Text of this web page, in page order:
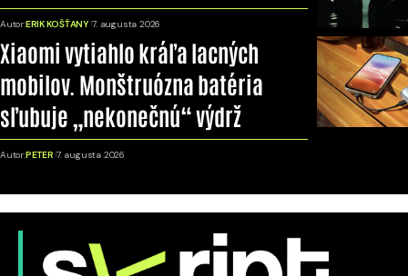
Autor:ERIK KOŠŤANY 7. augusta 2026
Xiaomi vytiahlo kráľa lacných
mobilov. Monštruózna batéria
sľubuje „nekonečnú“ výdrž
Autor:PETER 7. augusta 2026